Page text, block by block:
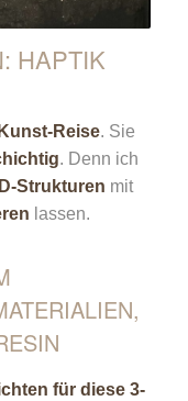
HAPTIK
Reise. Sie
. Denn ich
Strukturen mit
lassen.
für diese 3-